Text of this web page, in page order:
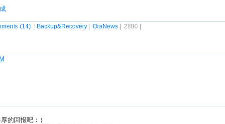
(14) | Backup&Recovery|OraNews | 2800 |
的回报吧：）